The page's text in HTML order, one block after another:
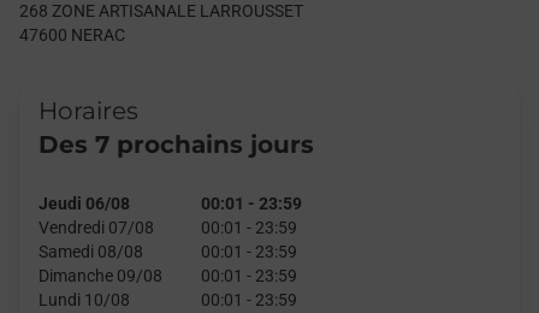
268 ZONE ARTISANALE LARROUSSET
47600 NERAC
Horaires
Des 7 prochains jours
Jeudi 06/08 00:01 - 23:59
Vendredi 07/08
00:01 - 23:59
Samedi 08/08
00:01 - 23:59
Dimanche 09/08
00:01 - 23:59
Lundi 10/08
00:01 - 23:59